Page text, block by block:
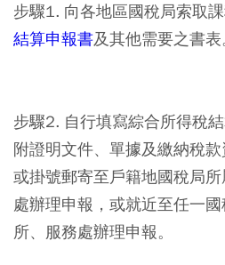
步驟1. 向各地區國稅局索取
結算申報書及其他需要之書表
步驟2. 自行填寫綜合所得稅
附證明文件、單據及繳納稅
或掛號郵寄至戶籍地國稅局
處辦理申報，或就近至任一
所、服務處辦理申報。